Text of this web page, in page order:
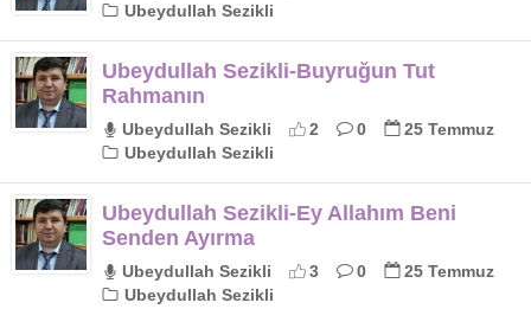
Ubeydullah Sezikli
Ubeydullah Sezikli-Buyruğun Tut
Rahmanın
Ubeydullah Sezikli 2 0
25 Temmuz
Ubeydullah Sezikli
Ubeydullah Sezikli-Ey Allahım Beni
Senden Ayırma
Ubeydullah Sezikli 3 0
25 Temmuz
Ubeydullah Sezikli